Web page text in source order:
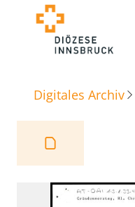
Digitales Archiv